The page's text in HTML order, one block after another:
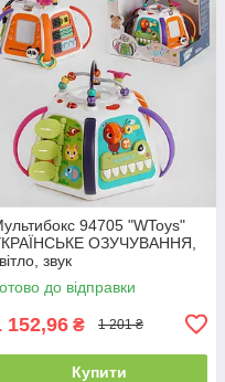
94705 "WToys"
ОЗУЧУВАННЯ,
звук
до відправки
152,96 ₴ 1 201 ₴
Купити